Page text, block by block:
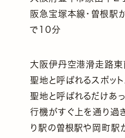
阪急宝塚本線・曽根駅
で10分
大阪伊丹空港滑走路東
聖地と呼ばれるスポット
聖地と呼ばれるだけあ
行機がすぐ上を通り過
り駅の曽根駅や岡町駅